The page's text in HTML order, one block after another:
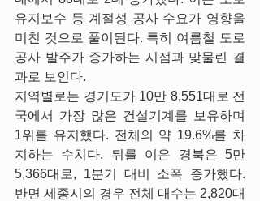
유지보수 등 계절성 공사 수요가 영향을
미친 것으로 풀이된다. 특히 여름철 도로
공사 발주가 증가하는 시점과 맞물린 결
과로 보인다.
지역별로는 경기도가 10만 8,551대로 전
국에서 가장 많은 건설기계를 보유하며
1위를 유지했다. 전체의 약 19.6%를 차
지하는 수치다. 뒤를 이은 경북은 5만
5,366대로, 1분기 대비 소폭 증가했다.
반면 세종시의 경우 전체 대수는 2,820대